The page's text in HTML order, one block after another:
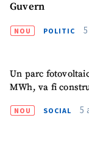
Guvern
NOU POLITIC
Un parc
MWh, va fi
NOU SOCIAL 5